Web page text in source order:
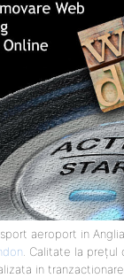
aeroport in
. Calitate la prețul
in